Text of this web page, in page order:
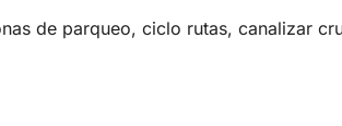
de parqueo, ciclo rutas, canalizar